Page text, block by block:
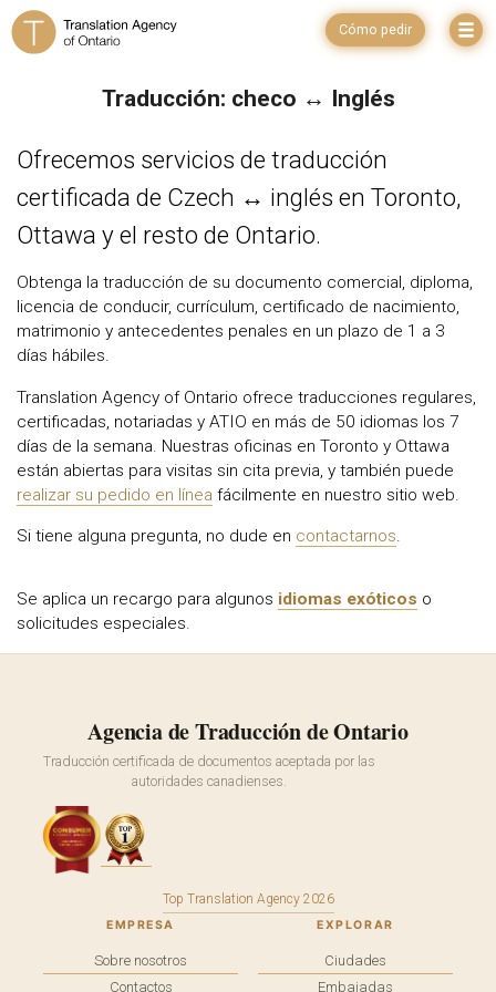
Cómo pedir
Traducción: checo ↔ Inglés
Ofrecemos servicios de traducción
certificada de Czech ↔ inglés en Toronto,
Ottawa y el resto de Ontario.
Obtenga la traducción de su documento comercial, diploma,
licencia de conducir, currículum, certificado de nacimiento,
matrimonio y antecedentes penales en un plazo de 1 a 3
días hábiles.
Translation Agency of Ontario ofrece traducciones regulares,
certificadas, notariadas y ATIO en más de 50 idiomas los 7
días de la semana. Nuestras oficinas en Toronto y Ottawa
están abiertas para visitas sin cita previa, y también puede
realizar su pedido en línea fácilmente en nuestro sitio web.
Si tiene alguna pregunta, no dude en contactarnos.
Se aplica un recargo para algunos idiomas exóticos o
solicitudes especiales.
Agencia de Traducción de Ontario
Traducción certificada de documentos aceptada por las
autoridades canadienses.
Top Translation Agency 2026
EMPRESA
Sobre nosotros
Contactos
EXPLORAR
Ciudades
Embajadas